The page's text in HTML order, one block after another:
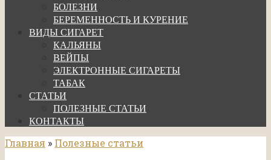
БОЛЕЗНИ
БЕРЕМЕННОСТЬ И КУРЕНИЕ
ВИДЫ СИГАРЕТ
КАЛЬЯНЫ
ВЕЙПЫ
ЭЛЕКТРОННЫЕ СИГАРЕТЫ
ТАБАК
СТАТЬИ
ПОЛЕЗНЫЕ СТАТЬИ
КОНТАКТЫ
Главная » Полезные статьи